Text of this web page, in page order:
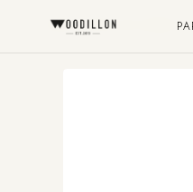
HOME/ PAPILLON BIMBO IN